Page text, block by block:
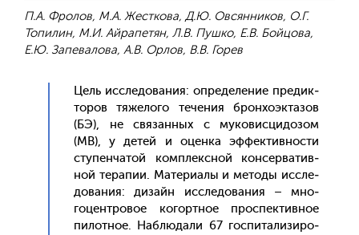
П.А. Фролов, М.А. Жесткова, Д.Ю. Овсянников, О.Г.
Топилин, М.И. Айрапетян, Л.В. Пушко, Е.В. Бойцова,
Е.Ю. Запевалова, А.В. Орлов, В.В. Горев
Цель ис­сле­дова­ния: оп­ре­деле­ние пре­дик­
то­ров тя­жело­го те­чения брон­хо­эк­та­зов
(БЭ), не свя­зан­ных с му­ковис­ци­дозом
(МВ), у де­тей и оцен­ка эф­фектив­ности
сту­пен­ча­той ком­плексной кон­серва­тив­
ной те­рапии. Ма­тери­алы и ме­тоды ис­сле­
дова­ния: ди­зайн ис­сле­дова­ния – мно­
гоцен­тро­вое ко­гор­тное прос­пектив­ное
пи­лот­ное. Наб­лю­дали 67 гос­пи­тали­зиро­